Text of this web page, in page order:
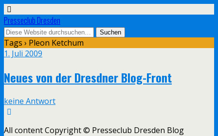
Presseclub Dresden
Tags › Pleon Ketchum
1. Juli 2009
Neues von der Dresdner Blog-Front
keine Antwort
All content Copyright © Presseclub Dresden Blog